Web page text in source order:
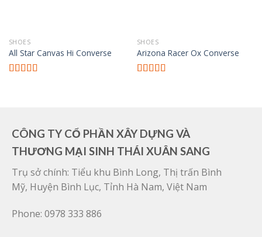
SHOES
All Star Canvas Hi Converse
SHOES
Arizona Racer Ox Converse
CÔNG TY CỔ PHẦN XÂY DỰNG VÀ
THƯƠNG MẠI SINH THÁI XUÂN SANG
Trụ sở chính: Tiểu khu Bình Long, Thị trấn Bình
Mỹ, Huyện Bình Lục, Tỉnh Hà Nam, Việt Nam
Phone: 0978 333 886